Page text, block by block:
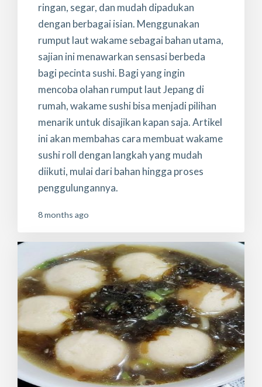
ringan, segar, dan mudah dipadukan
dengan berbagai isian. Menggunakan
rumput laut wakame sebagai bahan utama,
sajian ini menawarkan sensasi berbeda
bagi pecinta sushi. Bagi yang ingin
mencoba olahan rumput laut Jepang di
rumah, wakame sushi bisa menjadi pilihan
menarik untuk disajikan kapan saja. Artikel
ini akan membahas cara membuat wakame
sushi roll dengan langkah yang mudah
diikuti, mulai dari bahan hingga proses
penggulungannya.
8 months ago